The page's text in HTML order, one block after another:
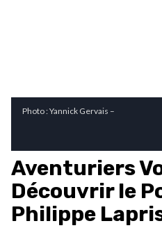
Photo : Yannick Gervais –
Aventuriers
Découvrir le
Philippe